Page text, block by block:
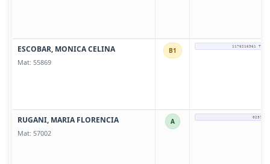
ESCOBAR, MONICA CELINA
Mat: 55869
B1 1176216361
RUGANI, MARIA FLORENCIA
Mat: 57002
A 0237 -